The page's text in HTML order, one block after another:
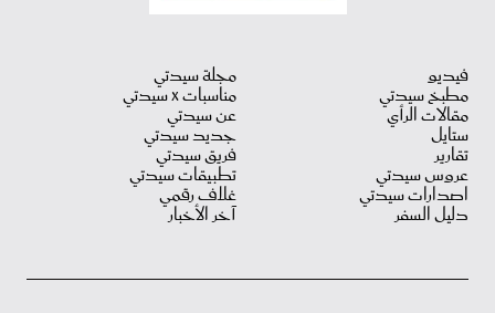
فيديو
مطبخ سيدتي
مقالات الرأي
ستايل
تقارير
عروس سيدتي
اصدارات سيدتي
دليل السفر
مجلة سيدتي
مناسبات X سيدتي
عن سيدتي
جديد سيدتي
فريق سيدتي
تطبيقات سيدتي
غلاف رقمي
آخر الأخبار